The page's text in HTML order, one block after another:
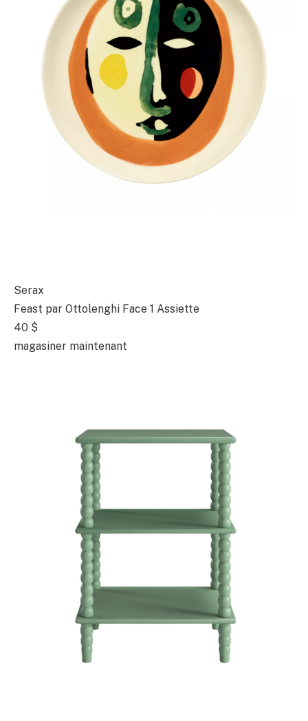
Serax
Feast par Ottolenghi Face 1 Assiette
40 $
magasiner maintenant